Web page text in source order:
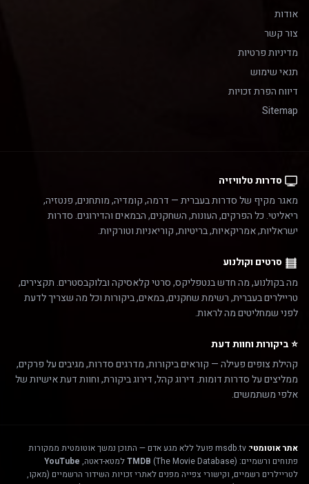
אודות
צור קשר
מדיניות פרטיות
תנאי שימוש
דיווח הפרת זכויות
Sitemap
סדרות טלוויזיה
מאגר מקיף של סדרות בעברית — דרמה, קומדיה, מותחנים, פנטזיה,
ריאליטי. כל הפרקים, העונות, השחקנים, הבמאים והדירוגים. סדרות
ישראליות, אמריקאיות, בריטיות, קוריאניות וטורקיות.
סרטים וקולנוע
מה בקולנוע, מה חדש בנטפליקס, סרטי קלאסיקה ובלוקבסטרים. תקצירים,
טריילרים בעברית, רשימת שחקנים, במאים, ביקורות וכל מה שצריך לדעת
לפני שמחליטים מה לראות.
⭐ ביקורות וחוות דעת
קהילת צופים פעילה — קוראים ביקורות, מדרגים סדרות, מגיבים על פרקים,
ממליצים על סדרות דומות. דירוג קהל, דירוג ביקורת, וחוות דעת אישיות של
אלפי משתמשים.
אתר אוטומטי:
msdb.tv פועל ללא מגע אדם — התוכן נמשך אוטומטית ממקורות
פתוחים ורשמיים:
TMDB (The Movie Database) למטא-דאטה,
YouTube
לטריילרים רשמיים, וקישורי צפייה מפנים לאתרי זכויות השידור הרשמיים (מאקו,